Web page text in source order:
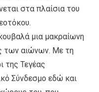
στα πλαίσια του
μια μακραίωνη
των αιώνων. Με τη
της Τεγέας
Σύνδεσμο εδώ και